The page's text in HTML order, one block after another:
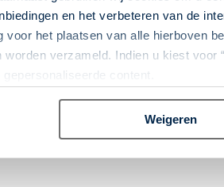
en het verbeteren van de
voor het plaatsen van alle hierboven
verzameld. Indien u kiest voor
content.
Weigeren
5 uur | medium | 14 km
uur | makkelijk | 7,5 kmof3 uur |
Ponta Delgada, 5 km
en/of luchthaven van vertrek (indien